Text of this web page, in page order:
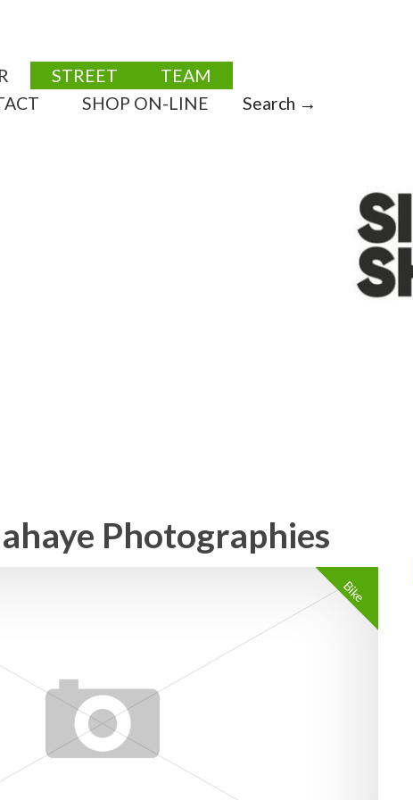
STREET
TEAM
SHOP ON-LINE Search →
Photographies
Bike